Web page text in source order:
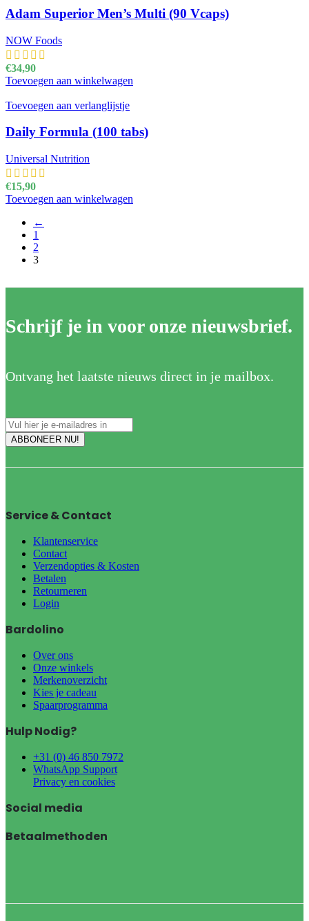
Adam Superior Men’s Multi (90 Vcaps)
NOW Foods
€34,90
Toevoegen aan winkelwagen
Toevoegen aan verlanglijstje
Daily Formula (100 tabs)
Universal Nutrition
€15,90
Toevoegen aan winkelwagen
←
1
2
3
Schrijf je in voor onze nieuwsbrief.
Ontvang het laatste nieuws direct in je mailbox.
Service & Contact
Klantenservice
Contact
Verzendopties & Kosten
Betalen
Retourneren
Login
Bardolino
Over ons
Onze winkels
Merkenoverzicht
Kies je cadeau
Spaarprogramma
Hulp Nodig?
+31 (0) 46 850 7972
WhatsApp Support
Privacy en cookies
Social media
Betaalmethoden